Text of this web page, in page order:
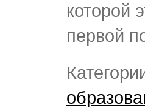
которой
первой